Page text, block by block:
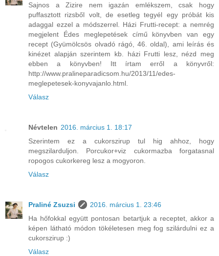
Sajnos a Zizire nem igazán emlékszem, csak hogy
puffasztott rizsből volt, de esetleg tegyél egy próbát kis
adaggal ezzel a módszerrel. Házi Frutti-recept: a nemrég
megjelent Édes meglepetések című könyvben van egy
recept (Gyümölcsös olvadó rágó, 46. oldal), ami leírás és
kinézet alapján szerintem kb. házi Frutti lesz, nézd meg
ebben a könyvben! Itt írtam erről a könyvről:
http://www.pralineparadicsom.hu/2013/11/edes-
meglepetesek-konyvajanlo.html.
Válasz
Névtelen 2016. március 1. 18:17
Szerintem ez a cukorszirup tul hig ahhoz, hogy
megszilarduljon. Porcukor+viz cukormazba forgatasnal
ropogos cukorkereg lesz a mogyoron.
Válasz
Praliné Zsuzsi
2016. március 1. 23:46
Ha hőfokkal együtt pontosan betartjuk a receptet, akkor a
képen látható módon tökéletesen meg fog szilárdulni ez a
cukorszirup :)
Válasz